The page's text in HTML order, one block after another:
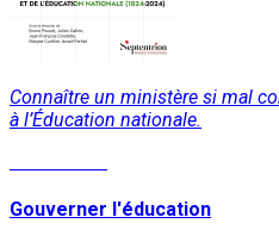
Connaître un ministère si mal
à l’Éducation nationale.
Gouverner l'éducation